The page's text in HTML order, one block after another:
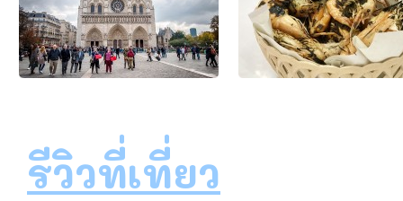
Notre-Dame de Paris หรือที่มักคุ้นกัน
ในชื่อว่า �
รีวิวที่เที่ยว